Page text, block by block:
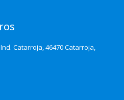
Catarroja, 46470 Catarroja,